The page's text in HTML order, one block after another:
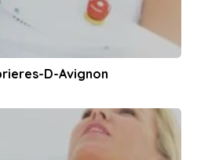
D-Avignon